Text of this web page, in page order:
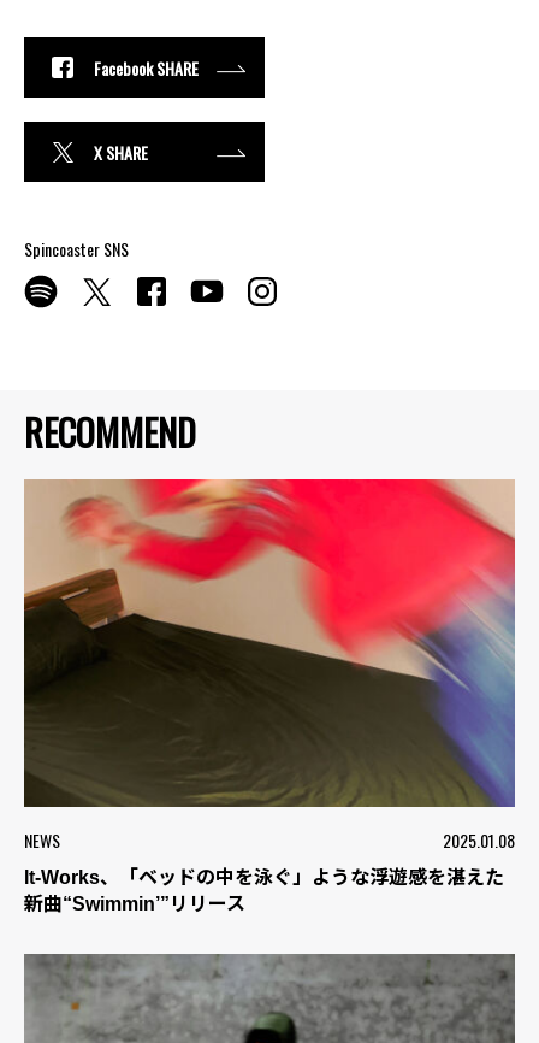
RECOMMEND
NEWS 2025.01.08
It-Works、「ベッドの中を泳ぐ」ような浮遊感を湛えた
新曲“Swimmin’”リリース
Facebook SHARE
X SHARE
Spincoaster SNS